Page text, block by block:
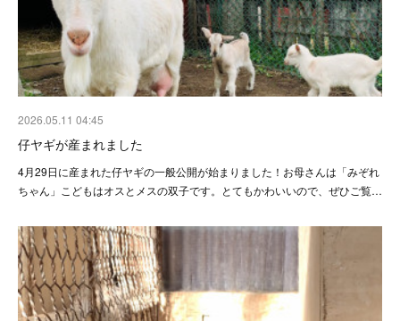
2026.05.11 04:45
仔ヤギが産まれました
4月29日に産まれた仔ヤギの一般公開が始まりました！お母さんは「みぞれ
ちゃん」こどもはオスとメスの双子です。とてもかわいいので、ぜひご覧…